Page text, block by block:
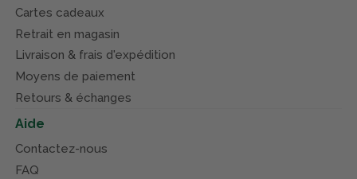
Cartes cadeaux
Retrait en magasin
Livraison & frais d'expédition
Moyens de paiement
Retours & échanges
Aide
Contactez-nous
FAQ